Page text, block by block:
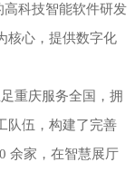
高科技智能软件研发
核心，提供数字化
重庆服务全国，拥
队伍，构建了完善
余家，在智慧展厅